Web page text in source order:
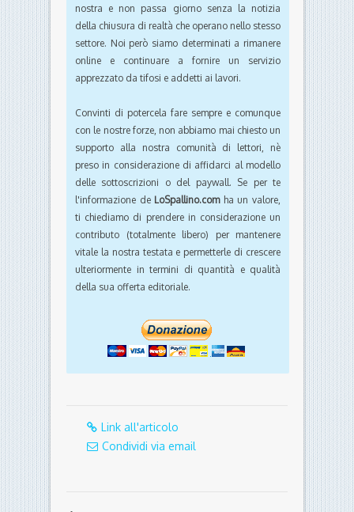
nostra e non passa giorno senza la notizia
della chiusura di realtà che operano nello stesso
settore. Noi però siamo determinati a rimanere
online e continuare a fornire un servizio
apprezzato da tifosi e addetti ai lavori.
Convinti di potercela fare sempre e comunque
con le nostre forze, non abbiamo mai chiesto un
supporto alla nostra comunità di lettori, nè
preso in considerazione di affidarci al modello
delle sottoscrizioni o del paywall. Se per te
l'informazione de LoSpallino.comha un valore,
ti chiediamo di prendere in considerazione un
contributo (totalmente libero) per mantenere
vitale la nostra testata e permetterle di crescere
ulteriormente in termini di quantità e qualità
della sua offerta editoriale.
Link all'articolo
Condividi via email